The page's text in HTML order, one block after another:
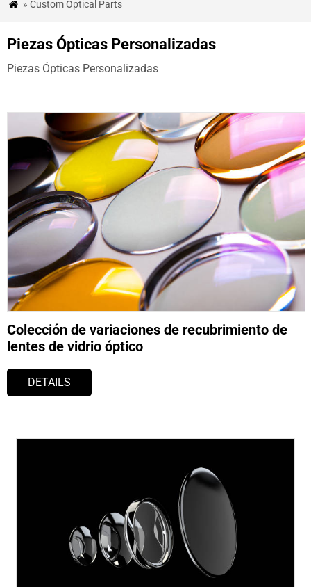
&
CONTÁCTENOS
 » Custom Optical Parts
Piezas Ópticas Personalizadas
Piezas Ópticas Personalizadas
Colección de variaciones de recubrimiento de
lentes de vidrio óptico
DETAILS